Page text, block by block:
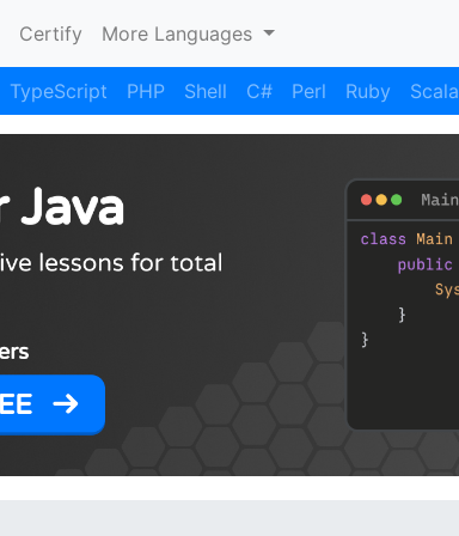
Certify More Languages
TypeScript PHP Shell C# Perl Ruby Scala